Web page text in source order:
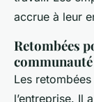
accrue à leur
Retombées
communauté
Les
l’entreprise. Il